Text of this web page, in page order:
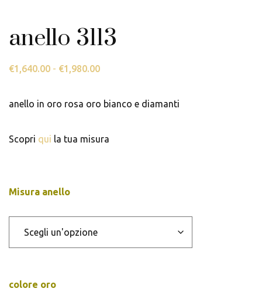
anello 3113
€1,640.00 - €1,980.00
prezzo:
a
anello in oro rosa oro bianco e diamanti
Scopri qui la tua misura
Misura anello
colore oro